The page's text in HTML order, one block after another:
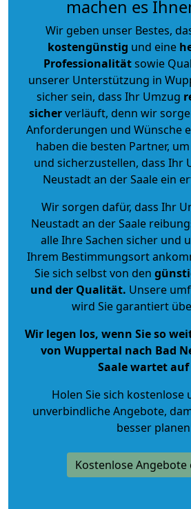
machen es
Wir geben unser Bestes,
kostengünstig und eine
Professionalitätsowie
unserer Unterstützung in
sicher sein, dass Ihr Umzug
sicherverläuft, denn wir
Anforderungen und Wünsche
haben die besten Partner,
und sicherzustellen, dass Ihr
Neustadt an der Saale ein
Wir sorgen dafür, dass Ihr
Neustadt an der Saale
alle Ihre Sachen sicher und
Ihrem Bestimmungsort
Sie sich selbst von den
und der Qualität. Unsere
wird Sie garantiert
Wir legen los, wenn Sie so
von Wuppertal nach Bad
Saale wartet auf
Holen Sie sich kostenlose
unverbindliche Angebote,
besser
Kostenlose Angebote